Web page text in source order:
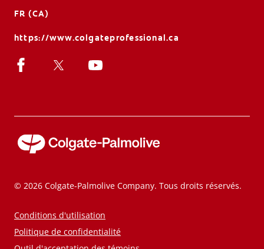
FR (CA)
https://www.colgateprofessional.ca
© 2026 Colgate-Palmolive Company. Tous droits réservés.
Conditions d'utilisation
Politique de confidentialité